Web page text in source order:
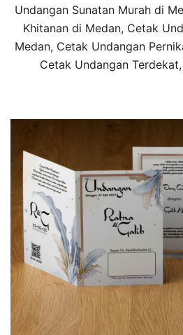
Undangan Sunatan Murah di
Khitanan di Medan, Cetak
Medan, Cetak Undangan
Cetak Undangan